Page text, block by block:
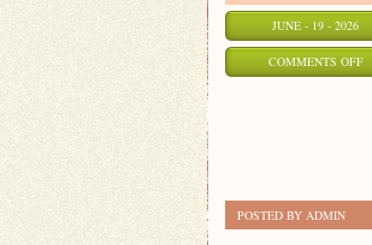
JUNE - 19 - 2026
COMMENTS OFFON
POSTED BY ADMIN